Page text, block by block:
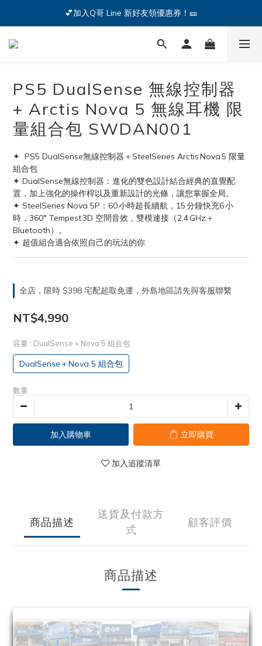
🔥iPhone 17 全系列熱銷中🔥點我購買 — !
💕加入Q哥 Line 新好友領優惠券！🎫
🔥iPhone 17 全系列熱銷中🔥點我購買 — !
PS5 DualSense 無線控制器
+ Arctis Nova 5 無線耳機 限
量組合包 SWDAN001
✦  PS5 DualSense無線控制器＋SteelSeries Arctis Nova 5 限量
組合包
✦ DualSense無線控制器：進化的雙色設計結合經典的直覺配
置，加上強化的操作桿以及重新設計的光條，讓您掌握全局。
✦ SteelSeries Nova 5P：60 小時超長續航，15 分鐘快充6 小
時，360° Tempest 3D 空間音效，雙模連接（2.4 GHz＋
Bluetooth）。
✦ 超值組合適合依照自己的玩法的你
全店，限時 $398 宅配超取免運，外島地區請先與客服聯繫
NT$4,990
容量 : DualSense＋Nova 5 組合包
DualSense＋Nova 5 組合包
數量
加入購物車 立即購買
加入追蹤清單
商品描述
送貨及付款方
式
顧客評價
商品描述